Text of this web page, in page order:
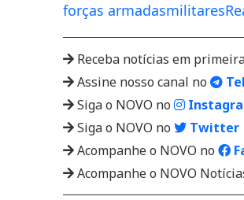
forças armadasmilitares
Receba notícias em
Assine nosso canal no
Siga o NOVO no
Siga o NOVO no
Twitter
Acompanhe o NOVO no
Acompanhe o NOVO